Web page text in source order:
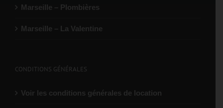
Marseille – Plombières
Marseille – La Valentine
CONDITIONS GÉNÉRALES
Voir les conditions générales de location